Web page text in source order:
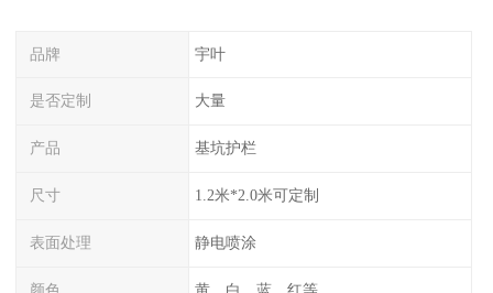
品牌 宇叶
是否定制 大量
产品 基坑护栏
尺寸 1.2米*2.0米可定制
表面处理 静电喷涂
颜色 黄、白、蓝、红等